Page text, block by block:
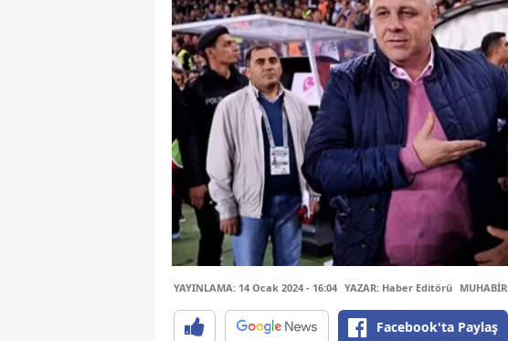
YAYINLAMA: 14 Ocak 2024 - 16:04 YAZAR: Haber Editörü
Facebook'ta Paylaş